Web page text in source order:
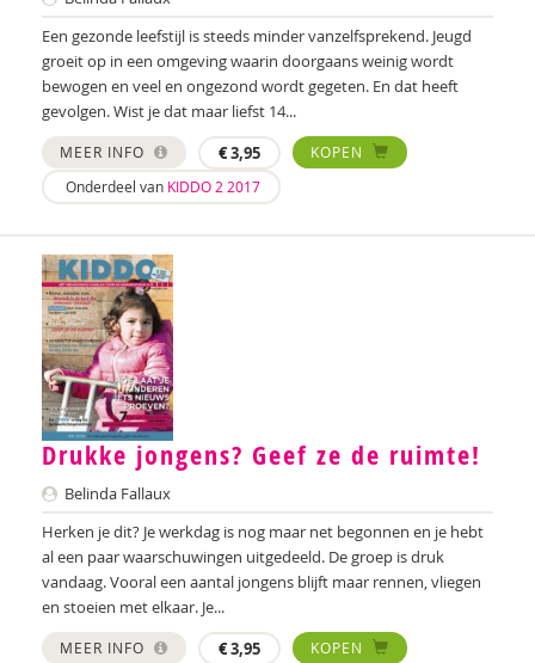
Pauline Dougle
Hanske Douwenga
Sandra van Duijn
Anki Duin
Edith van Eck
Karin Eeckhout
Kim Einder
Cristel Elias
Christine Faure
Paula Fikkert
Marinda Fischer
Ruben Fukkink
Sharon Gesthuizen
Mirjam Gevers Deynoot-Schaub
Een gezonde leefstijl is steeds minder vanzelfsprekend. Jeugd
groeit op in een omgeving waarin doorgaans weinig wordt
bewogen en veel en ongezond wordt gegeten. En dat heeft
gevolgen. Wist je dat maar liefst 14...
MEER INFO €3,95
KOPEN
Onderdeel van KIDDO 2 2017
Drukke jongens? Geef ze de ruimte!
Belinda Fallaux
Herken je dit? Je werkdag is nog maar net begonnen en je hebt
al een paar waarschuwingen uitgedeeld. De groep is druk
vandaag. Vooral een aantal jongens blijft maar rennen, vliegen
en stoeien met elkaar. Je...
MEER INFO €3,95
KOPEN